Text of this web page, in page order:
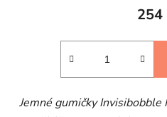
254
Jemné gumičky Invisibobble